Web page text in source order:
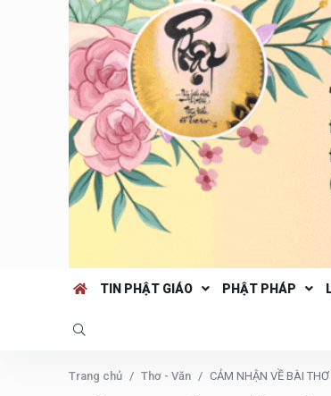
TIN PHẬT GIÁO PHẬT PHÁP
Trang chủ Thơ - Văn CẢM NHẬN VỀ BÀI